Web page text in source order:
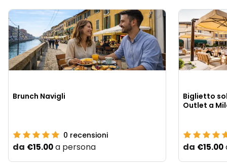
Brunch Navigli
0 recensioni
da €15.00a persona
Biglietto
Outlet a
da €15.00